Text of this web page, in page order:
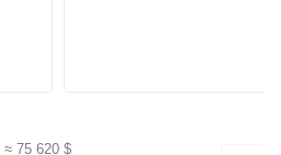
≈ 75 620 $